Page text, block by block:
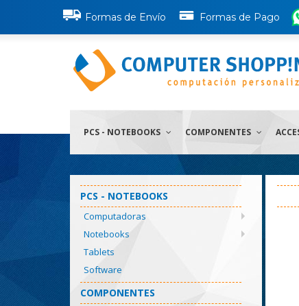
Formas de Envío Formas de Pago
PCS - NOTEBOOKS COMPONENTES
PCS - NOTEBOOKS
Computadoras
Notebooks
Tablets
Software
COMPONENTES